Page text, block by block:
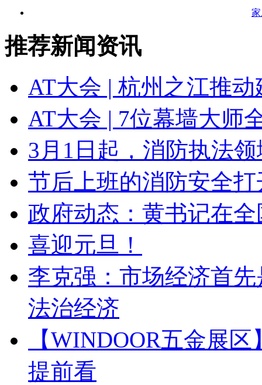
推荐新闻资讯
AT大会 | 杭州之江推
AT大会 | 7位幕墙大师
3月1日起，消防执法
节后上班的消防安全
政府动态：黄书记在
喜迎元旦！
李克强：市场经济首
法治经济
【WINDOOR五金展
提前看